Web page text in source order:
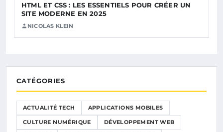
HTML ET CSS : LES ESSENTIELS POUR CRÉER UN
SITE MODERNE EN 2025
NICOLAS KLEIN
CATÉGORIES
ACTUALITÉ TECH APPLICATIONS MOBILES
CULTURE NUMÉRIQUE DÉVELOPPEMENT WEB